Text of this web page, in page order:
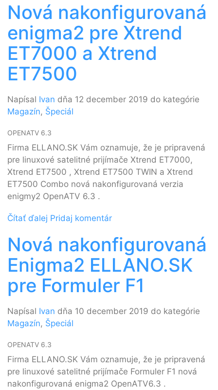
Nová nakonfigurovaná
enigma2 pre Xtrend
ET7000 a Xtrend
ET7500
Napísal Ivan dňa 12 december 2019 do kategórie
Magazín, Špeciál
OPENATV 6.3
Firma ELLANO.SK Vám oznamuje, že je pripravená
pre linuxové satelitné prijímače Xtrend ET7000,
Xtrend ET7500 , Xtrend ET7500 TWIN a Xtrend
ET7500 Combo nová nakonfigurovaná verzia
enigmy2 OpenATV 6.3 .
Čítať ďalej Pridaj komentár
Nová nakonfigurovaná
Enigma2 ELLANO.SK
pre Formuler F1
Napísal Ivan dňa 10 december 2019 do kategórie
Magazín, Špeciál
OPENATV 6.3
Firma ELLANO.SK Vám oznamuje, že je pripravená
pre linuxové satelitné prijímače Formuler F1 nová
nakonfigurovaná enigma2 OpenATV6.3 .